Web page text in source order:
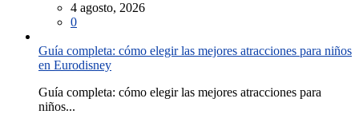
4 agosto, 2026
0
Guía completa: cómo elegir las mejores atracciones para niños
en Eurodisney
Guía completa: cómo elegir las mejores atracciones para
niños...